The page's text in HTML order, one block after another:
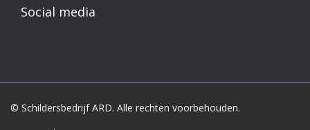
Social media
© Schildersbedrijf ARD. Alle rechten voorbehouden.